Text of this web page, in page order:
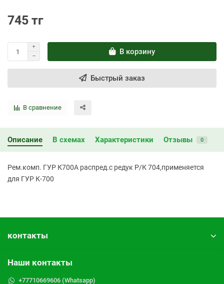
745 тг
В корзину
Быстрый заказ
В сравнение
Описание В схемах Характеристики Отзывы 0
Рем.комп. ГУР К700А распред.с редук Р/К 704,применяется
для ГУР К-700
контакты
Наши контакты
+77710669606 (Whatsapp)